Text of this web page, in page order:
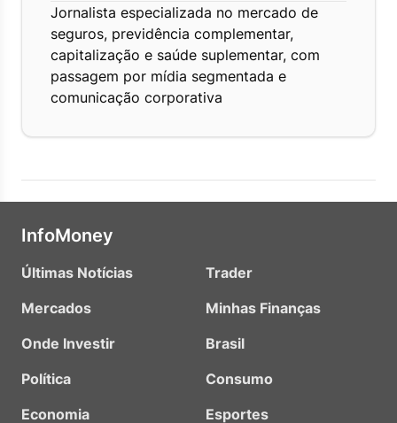
Jornalista especializada no mercado de
seguros, previdência complementar,
capitalização e saúde suplementar, com
passagem por mídia segmentada e
comunicação corporativa
InfoMoney
Últimas Notícias
Mercados
Onde Investir
Política
Economia
Trader
Minhas Finanças
Brasil
Consumo
Esportes